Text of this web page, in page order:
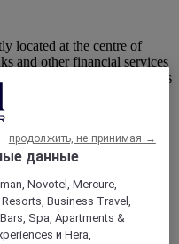
located at the centre of
and other financial services
Mall of Jayapura, Governor's
and local market, Pasar
interior design embodies
business and leisure
данные
Novotel, Mercure,
Business Travel,
Spa, Apartments &
и Hera,
продолжить, не принимая →